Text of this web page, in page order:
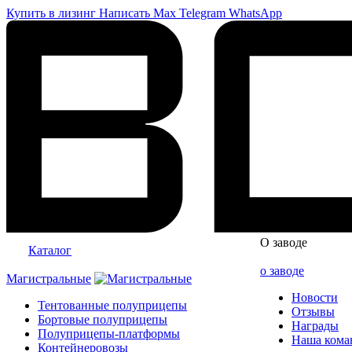
Купить в лизинг Написать Max Telegram WhatsApp
Каталог
Магистральные
Тентованные полуприцепы
Бортовые полуприцепы
Полуприцепы-платформы
Контейнеровозы
О заводе
о заводе
Новости
Отзывы
Награды
Наша